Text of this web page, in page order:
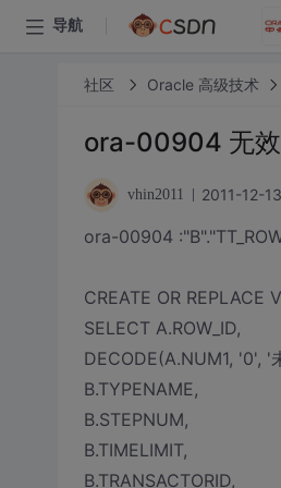
导航
社区 Oracle 高级技术
ora-00904 无
vhin2011 2011-12-
ora-00904
CREATE OR REPLACE
SELECT A.ROW_ID,
DECODE(A.NUM1, '0', '
B.TYPENAME,
B.STEPNUM,
B.TIMELIMIT,
B.TRANSACTORID,